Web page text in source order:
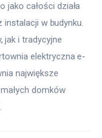
jako całości działa
instalacji w budynku.
i tradycyjne
elektryczna e-
największe
domków